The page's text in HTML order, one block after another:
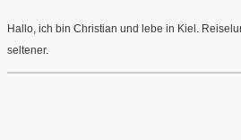
Hallo, ich bin Christian und lebe in Kiel.
seltener.